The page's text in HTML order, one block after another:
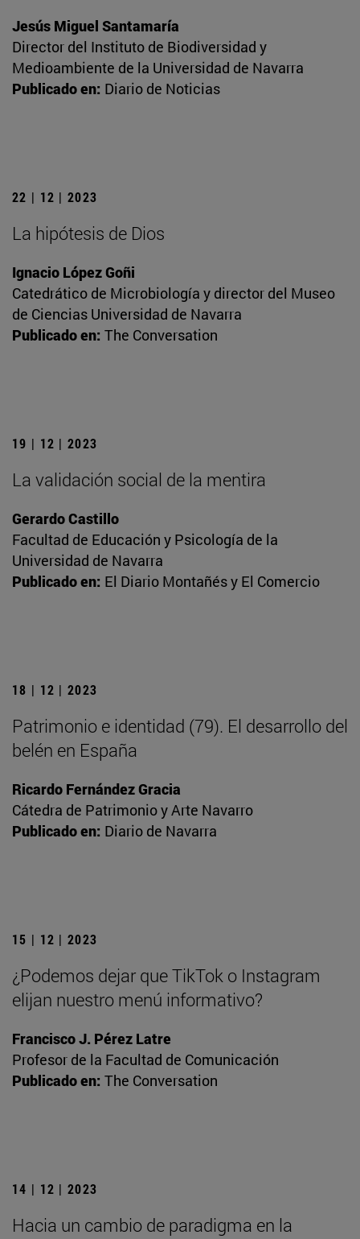
Jesús Miguel Santamaría
Director del Instituto de Biodiversidad y
Medioambiente de la Universidad de Navarra
Publicado en: Diario de Noticias
22 | 12 | 2023
La hipótesis de Dios
Ignacio López Goñi
Catedrático de Microbiología y director del Museo
de Ciencias Universidad de Navarra
Publicado en: The Conversation
19 | 12 | 2023
La validación social de la mentira
Gerardo Castillo
Facultad de Educación y Psicología de la
Universidad de Navarra
Publicado en: El Diario Montañés y El Comercio
18 | 12 | 2023
Patrimonio e identidad (79). El desarrollo del
belén en España
Ricardo Fernández Gracia
Cátedra de Patrimonio y Arte Navarro
Publicado en: Diario de Navarra
15 | 12 | 2023
¿Podemos dejar que TikTok o Instagram
elijan nuestro menú informativo?
Francisco J. Pérez Latre
Profesor de la Facultad de Comunicación
Publicado en: The Conversation
14 | 12 | 2023
Hacia un cambio de paradigma en la